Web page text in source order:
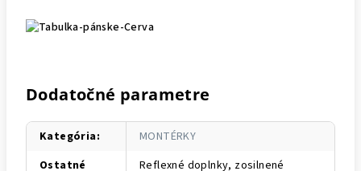
Dodatočné parametre
Kategória:
MONTÉRKY
Ostatné
Reflexné doplnky, zosilnené